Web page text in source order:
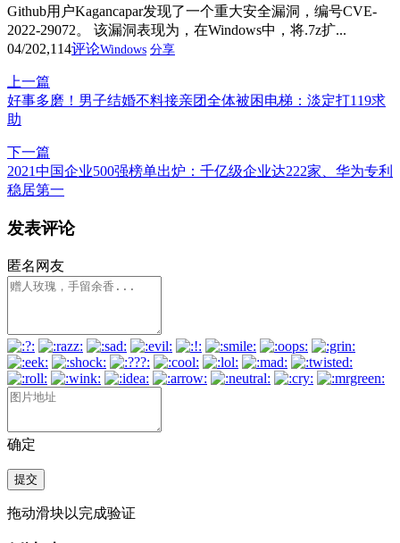
Github用户Kagancapar发现了一个重大安全漏洞，编号CVE-
2022-29072。 该漏洞表现为，在Windows中，将.7z扩...
04/202,114评论Windows 分享
上一篇
好事多磨！男子结婚不料接亲团全体被困电梯：淡定打119求
助
下一篇
2021中国企业500强榜单出炉：千亿级企业达222家、华为专利
稳居第一
发表评论
匿名网友
确定
提交
拖动滑块以完成验证